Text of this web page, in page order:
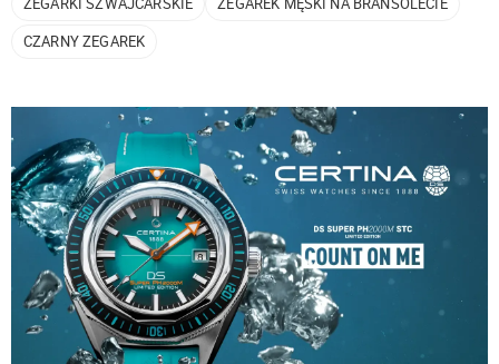
CZARNY ZEGAREK